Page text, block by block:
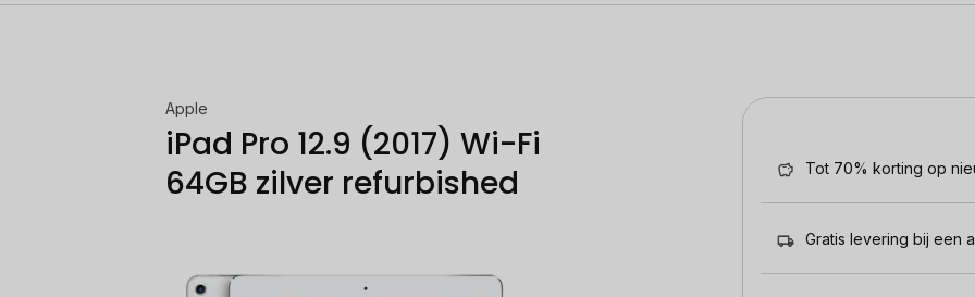
Apple
iPad Pro 12.9 (2017) Wi-Fi
64GB zilver refurbished
Tot 70% korting op
Gratis levering bij een